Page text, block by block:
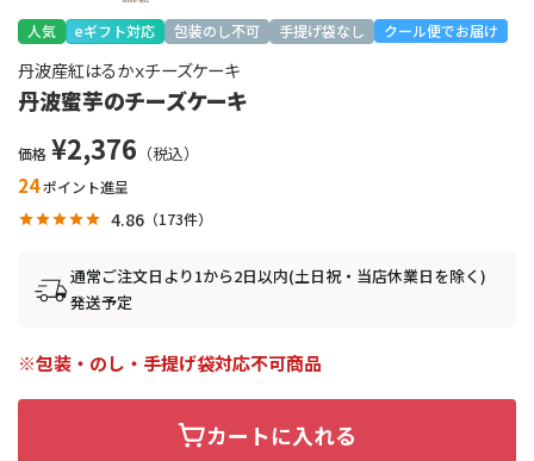
人気 eギフト対応 包装のし不可 手提げ袋なし クール便でお届け
丹波産紅はるかｘチーズケーキ
丹波蜜芋のチーズケーキ
価格 ¥2,376
24ポイント進呈
4.86 173
通常ご注文日より1から2日以内(土日祝・当店休業日を除く)
発送予定
包装・のし・手提げ袋対応不可商品
カートに入れる